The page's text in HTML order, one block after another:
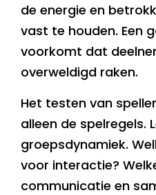
de energie en
vast te houden. Een
voorkomt dat
overweldigd raken.
Het testen van
alleen de spelregels.
groepsdynamiek.
voor interactie?
communicatie en